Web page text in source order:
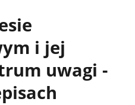
i jej
uwagi -